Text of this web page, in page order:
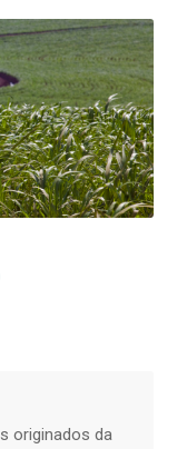
originados da